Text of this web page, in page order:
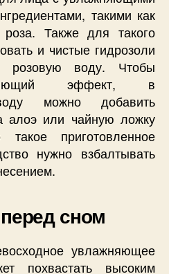
такими как
Также для такого
и чистые гидрозоли
воду. Чтобы
эффект, в
можно добавить
алоэ или чайную ложку
приготовленное
нужно взбалтывать
сном
увлажняющее
похвастать высоким